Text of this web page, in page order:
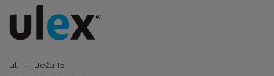
ul. T.T. Jeża 15